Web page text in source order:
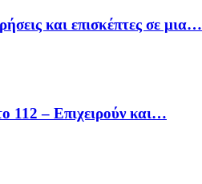
και επισκέπτες σε μια…
– Επιχειρούν και…